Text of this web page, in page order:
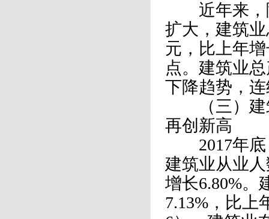
近年来，
扩大，建筑业
元，比上年
点。建筑业
下降趋势，
（三）建
再创新高
2017年底
建筑业从业
增长6.80%。
7.13%，比上